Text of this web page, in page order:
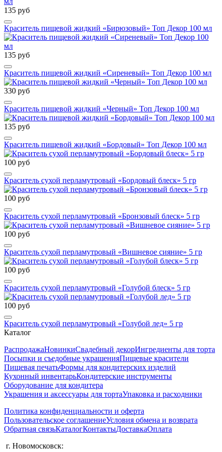
135 руб
Краситель пищевой жидкий «Бирюзовый» Топ Декор 100 мл
135 руб
Краситель пищевой жидкий «Сиреневый» Топ Декор 100 мл
330 руб
Краситель пищевой жидкий «Черный» Топ Декор 100 мл
135 руб
Краситель пищевой жидкий «Бордовый» Топ Декор 100 мл
100 руб
Краситель сухой перламутровый «Бордовый блеск» 5 гр
100 руб
Краситель сухой перламутровый «Бронзовый блеск» 5 гр
100 руб
Краситель сухой перламутровый «Вишневое сияние» 5 гр
100 руб
Краситель сухой перламутровый «Голубой блеск» 5 гр
100 руб
Краситель сухой перламутровый «Голубой лед» 5 гр
Каталог
РаспродажаНовинкиСвадебный декорИнгредиенты для торта
Посыпки и съедобные украшенияПищевые красители
Пищевая печатьФормы для кондитерских изделий
Кухонный инвентарьКондитерские инструменты
Оборудование для кондитера
Украшения и аксессуары для тортаУпаковка и расходники
Политика конфиденциальности и оферта
Пользовательское соглашениеУсловия обмена и возврата
Обратная связьКаталогКонтактыДоставкаОплата
г. Новомосковск: